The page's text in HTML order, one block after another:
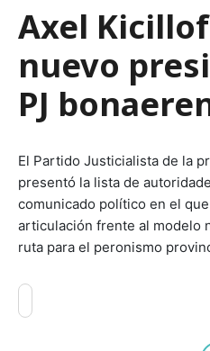
Axel
nuevo
PJ
El Partido Justicialista de la
presentó la lista de
comunicado político en el
articulación frente al modelo
ruta para el peronismo